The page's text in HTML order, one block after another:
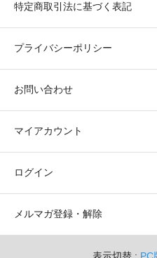
特定商取引法に基づく表記
プライバシーポリシー
お問い合わせ
マイアカウント
ログイン
メルマガ登録・解除